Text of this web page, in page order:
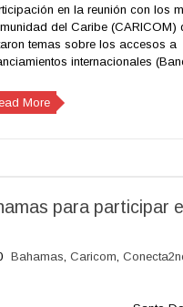
en la reunión con los
del Caribe (CARICOM)
temas sobre los accesos a
internacionales
More
para participar
Bahamas, Caricom,